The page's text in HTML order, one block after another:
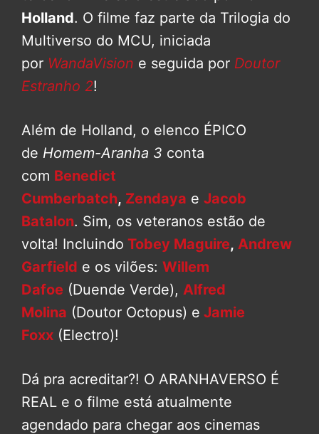
Holland. O filme faz parte da Trilogia do
Multiverso do MCU, iniciada
por WandaVision e seguida por Doutor
Estranho 2!
Além de Holland, o elenco ÉPICO
de Homem-Aranha 3 conta
com Benedict
Cumberbatch, Zendaya e Jacob
Batalon. Sim, os veteranos estão de
volta! Incluindo Tobey Maguire, Andrew
Garfield e os vilões: Willem
Dafoe (Duende Verde), Alfred
Molina (Doutor Octopus) e Jamie
Foxx (Electro)!
Dá pra acreditar?! O ARANHAVERSO É
REAL e o filme está atualmente
agendado para chegar aos cinemas